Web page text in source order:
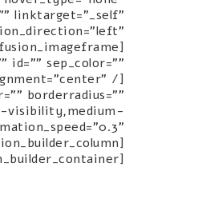
linktarget="_self"
id="" sep_color=""
/]
borderradius=""
visibility,medium-